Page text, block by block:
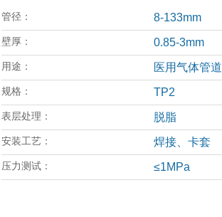
管径： 8-133mm
壁厚： 0.85-3mm
用途： 医用气体管道
规格： TP2
表层处理： 脱脂
安装工艺： 焊接、卡套
压力测试： ≤1MPa